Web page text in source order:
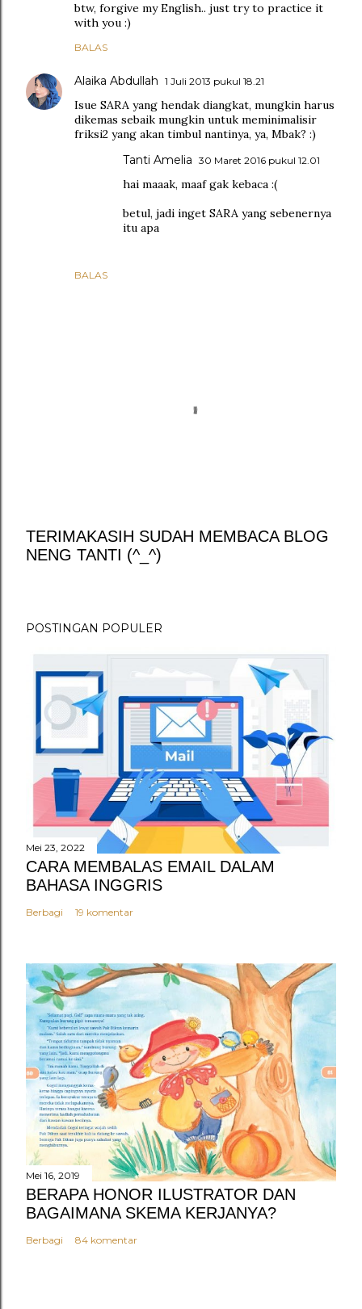
btw, forgive my English.. just try to practice it
with you :)
BALAS
Alaika Abdullah 1 Juli 2013 pukul 18.21
Isue SARA yang hendak diangkat, mungkin harus
dikemas sebaik mungkin untuk meminimalisir
friksi2 yang akan timbul nantinya, ya, Mbak? :)
BALAS
Tanti Amelia 30 Maret 2016 pukul 12.01
hai maaak, maaf gak kebaca :(
betul, jadi inget SARA yang sebenernya
itu apa
P
i
m
TERIMAKASIH SUDAH MEMBACA BLOG
NENG TANTI (^_^)
POSTINGAN POPULER
Mei 23, 2022
CARA MEMBALAS EMAIL DALAM
BAHASA INGGRIS
Berbagi 19 komentar
Mei 16, 2019
BERAPA HONOR ILUSTRATOR DAN
BAGAIMANA SKEMA KERJANYA?
Berbagi 84 komentar